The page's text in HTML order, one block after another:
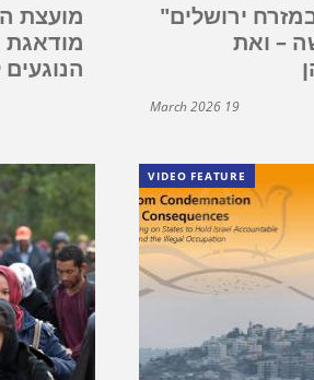
מודאגת
ירושלים"
– ואת
19 March 2026
VIDEO FEATURE